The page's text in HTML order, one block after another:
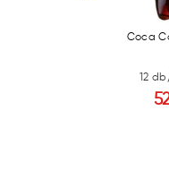
Coca
12